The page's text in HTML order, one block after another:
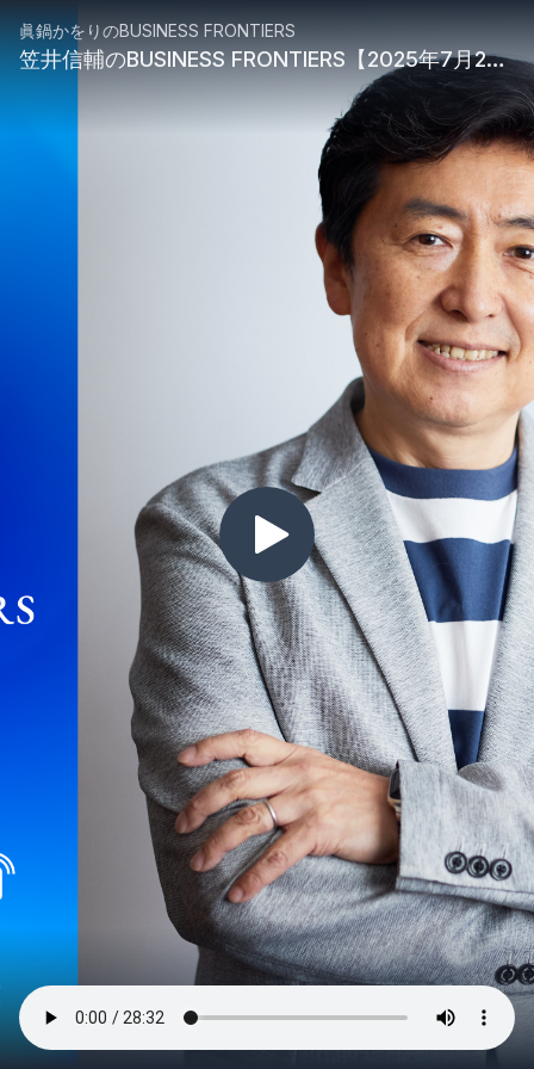
眞鍋かをりのBUSINESS FRONTIERS
笠井信輔のBUSINESS FRONTIERS【2025年7月28日】 ゲスト：岐阜自動車輸送株式会社 代表取締役 田島恭子さん